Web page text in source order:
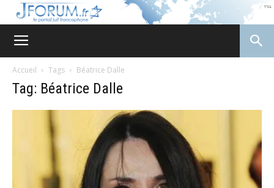
Accueil Tags Béatrice Dalle
Tag: Béatrice Dalle